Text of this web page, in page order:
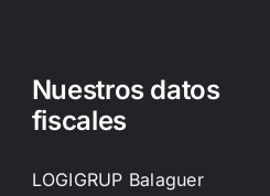
Nuestros datos
fiscales
LOGIGRUP Balaguer